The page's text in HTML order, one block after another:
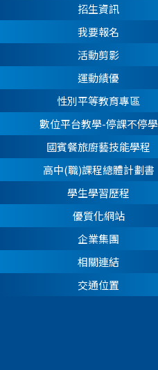
招生資訊
我要報名
活動剪影
運動績優
性別平等教育專區
數位平台教學-停課不停學
國賓餐旅廚藝技能學程
高中(職)課程總體計劃書
學生學習歷程
優質化網站
企業集團
相關連結
交通位置